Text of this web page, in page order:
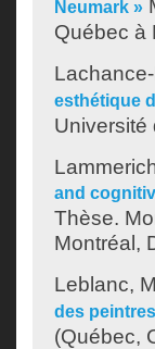
Neumark »
Québec à
esthétique
Université
and
Thèse.
Montréal,
Leblanc,
des
(Québec,